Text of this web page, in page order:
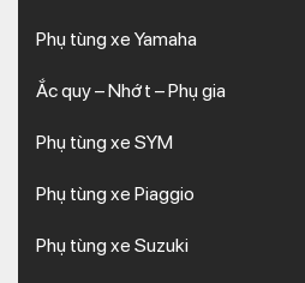
Phụ tùng xe Yamaha
Ắc quy – Nhớt – Phụ gia
Phụ tùng xe SYM
Phụ tùng xe Piaggio
Phụ tùng xe Suzuki